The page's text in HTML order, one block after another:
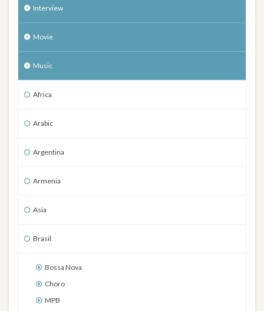
Interview
Movie
Music
Africa
Arabic
Argentina
Armenia
Asia
Brasil
Bossa Nova
Choro
MPB